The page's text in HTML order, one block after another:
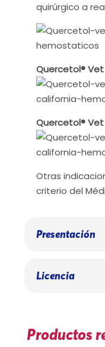
quirúrgico a
Quercetol® Vet
Quercetol® Vet
Otras
criterio del
Presentación
Licencia
Productos